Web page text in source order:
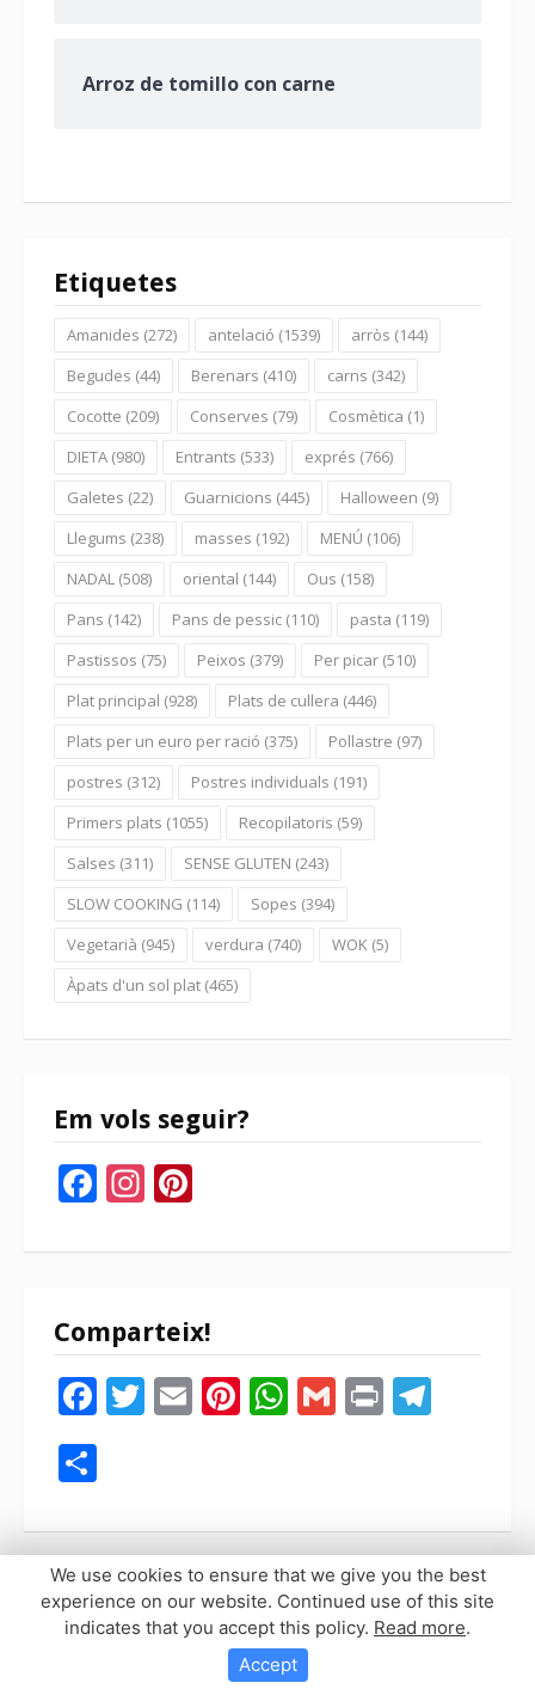
Arroz de tomillo con carne
Etiquetes
Amanides (272) antelació (1539) arròs (144)
Begudes (44) Berenars (410) carns (342)
Cocotte (209) Conserves (79) Cosmètica (1)
DIETA (980) Entrants (533) exprés (766)
Galetes (22) Guarnicions (445) Halloween (9)
Llegums (238) masses (192) MENÚ (106)
NADAL (508) oriental (144) Ous (158)
Pans (142) Pans de pessic (110) pasta (119)
Pastissos (75) Peixos (379) Per picar (510)
Plat principal (928) Plats de cullera (446)
Plats per un euro per ració (375) Pollastre (97)
postres (312) Postres individuals (191)
Primers plats (1055) Recopilatoris (59)
Salses (311) SENSE GLUTEN (243)
SLOW COOKING (114) Sopes (394)
Vegetarià (945) verdura (740) WOK (5)
Àpats d'un sol plat (465)
Em vols seguir?
Facebook
Instagram
Comparteix!
Facebook
Twitter
EmailPinterest
WhatsApp
Gmail
Print
Copyright © 2026 Sopaypilla. Todos los derechos reservados.
Tema Fooding por
We use cookies to ensure that we give you the best
experience on our website. Continued use of this site
indicates that you accept this policy. Read more.
Accept